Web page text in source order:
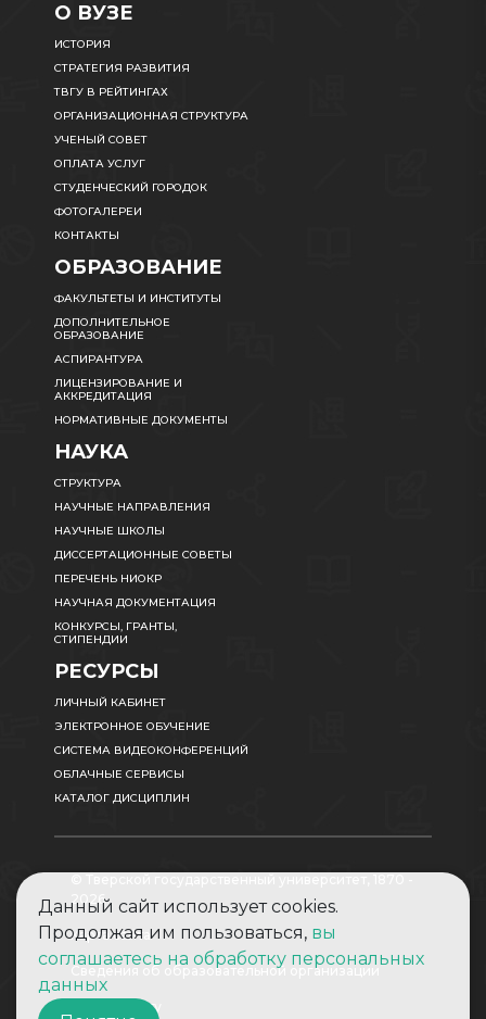
О ВУЗЕ
ИСТОРИЯ
СТРАТЕГИЯ РАЗВИТИЯ
ТВГУ В РЕЙТИНГАХ
ОРГАНИЗАЦИОННАЯ СТРУКТУРА
УЧЕНЫЙ СОВЕТ
ОПЛАТА УСЛУГ
СТУДЕНЧЕСКИЙ ГОРОДОК
ФОТОГАЛЕРЕИ
КОНТАКТЫ
ОБРАЗОВАНИЕ
ФАКУЛЬТЕТЫ И ИНСТИТУТЫ
ДОПОЛНИТЕЛЬНОЕ
ОБРАЗОВАНИЕ
АСПИРАНТУРА
ЛИЦЕНЗИРОВАНИЕ И
АККРЕДИТАЦИЯ
НОРМАТИВНЫЕ ДОКУМЕНТЫ
НАУКА
СТРУКТУРА
НАУЧНЫЕ НАПРАВЛЕНИЯ
НАУЧНЫЕ ШКОЛЫ
ДИССЕРТАЦИОННЫЕ СОВЕТЫ
ПЕРЕЧЕНЬ НИОКР
НАУЧНАЯ ДОКУМЕНТАЦИЯ
КОНКУРСЫ, ГРАНТЫ,
СТИПЕНДИИ
РЕСУРСЫ
ЛИЧНЫЙ КАБИНЕТ
ЭЛЕКТРОННОЕ ОБУЧЕНИЕ
СИСТЕМА ВИДЕОКОНФЕРЕНЦИЙ
ОБЛАЧНЫЕ СЕРВИСЫ
КАТАЛОГ ДИСЦИПЛИН
2026
Карта сайта
Сведения об образовательной организации
Абитуриенту
Данный сайт использует cookies.
Продолжая им пользоваться, вы
соглашаетесь на обработку персональных
данных